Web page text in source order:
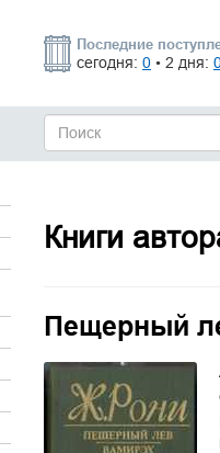
Последние
сегодня: 0 • 2 дня: 0
Книги
Пещерный